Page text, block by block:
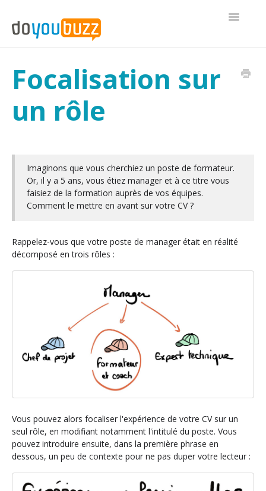
Toggle
Editeur de CV
GUIDE : Comment faire un CV
CV web
Comptes Premium
Focalisation sur
un rôle
Imaginons que vous cherchiez un poste de formateur.
Or, il y a 5 ans, vous étiez manager et à ce titre vous
faisiez de la formation auprès de vos équipes.
Comment le mettre en avant sur votre CV ?
Rappelez-vous que votre poste de manager était en réalité
décomposé en trois rôles :
Vous pouvez alors focaliser l'expérience de votre CV sur un
seul rôle, en modifiant notamment l'intitulé du poste. Vous
pouvez introduire ensuite, dans la première phrase en
dessous, un peu de contexte pour ne pas duper votre lecteur :